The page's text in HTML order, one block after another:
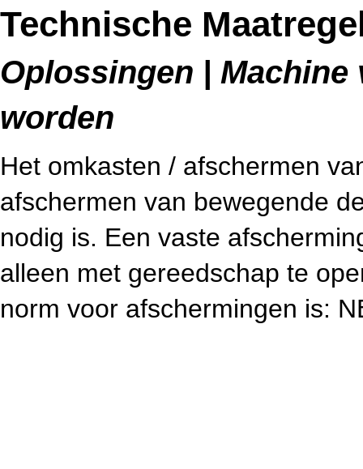
Technische
Oplossingen |
worden
Het omkasten / afschermen
afschermen van bewegende
nodig is. Een vaste
alleen met gereedschap te
norm voor afschermingen is: